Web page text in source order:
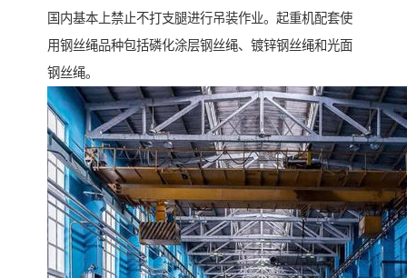
国内基本上禁止不打支腿进行吊装作业。起重机配套使
用钢丝绳品种包括磷化涂层钢丝绳、镀锌钢丝绳和光面
钢丝绳。